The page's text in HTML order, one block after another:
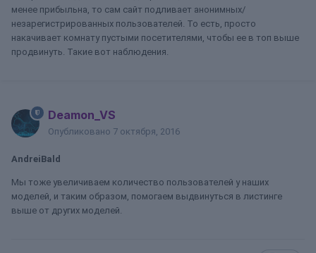
менее прибыльна, то сам сайт подливает анонимных/
незарегистрированных пользователей. То есть, просто
накачивает комнату пустыми посетителями, чтобы ее в топ выше
продвинуть. Такие вот наблюдения.
Deamon_VS
Опубликовано 7 октября, 2016
AndreiBald
Мы тоже увеличиваем количество пользователей у наших
моделей, и таким образом, помогаем выдвинуться в листинге
выше от других моделей.